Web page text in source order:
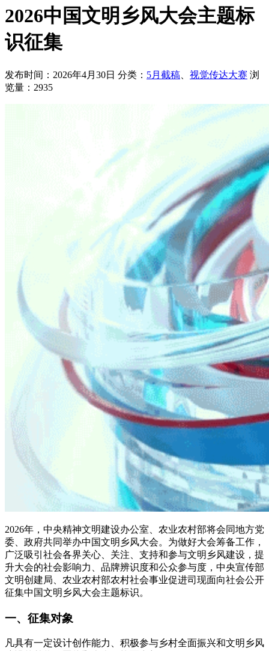
2026中国文明乡风大会主题标
识征集
发布时间：2026年4月30日 分类： 5月截稿 视觉传达大赛 浏
览量：2935
2026年，中央精神文明建设办公室、农业农村部将会同地方党
委、政府共同举办中国文明乡风大会。为做好大会筹备工作，
广泛吸引社会各界关心、关注、支持和参与文明乡风建设，提
升大会的社会影响力、品牌辨识度和公众参与度，中央宣传部
文明创建局、农业农村部农村社会事业促进司现面向社会公开
征集中国文明乡风大会主题标识。
一、征集对象
凡具有一定设计创作能力、积极参与乡村全面振兴和文明乡风